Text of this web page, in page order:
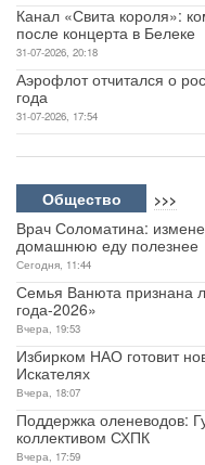
Канал «Свита короля»:
после концерта в Белеке
31-07-2026, 20:18
Аэрофлот отчитался о
года
31-07-2026, 17:54
Общество >>>
Врач Соломатина:
домашнюю еду полезнее
Сегодня, 11:44
Семья Ванюта признана
года-2026»
Вчера, 19:53
Избирком НАО готовит
Искателях
Вчера, 18:07
Поддержка оленеводов:
коллективом СХПК
Вчера, 17:59